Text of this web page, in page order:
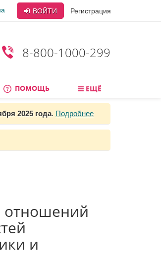
ВОЙТИ Регистрация
8-800-1000-299
ПОМОЩЬ ЕЩЁ
2025 года. Подробнее
отношений
и